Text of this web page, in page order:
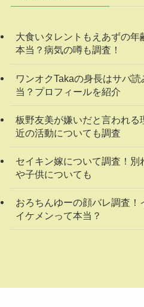
大食いタレントもえあずの年
本当？病気の噂も調査！
ワンオクTakaの身長はサバ
当？プロフィールを紹介
板野友美が嫌いだと言われる
近の活動についても調査
セイキン嫁について調査！別
や子供についても
おろちんゆーの顔バレ調査！
イケメンって本当？